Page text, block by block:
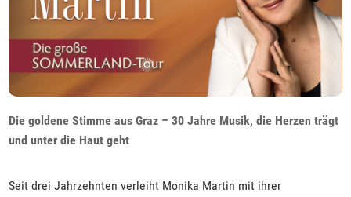
Die goldene Stimme aus Graz – 30 Jahre Musik, die Herzen trägt
und unter die Haut geht
Seit drei Jahrzehnten verleiht Monika Martin mit ihrer